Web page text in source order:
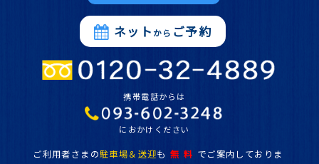
ネット から ご予約
携帯電話からは
におかけください
ご利用者さまの駐車場＆送迎も 無 料 でご案内しておりま